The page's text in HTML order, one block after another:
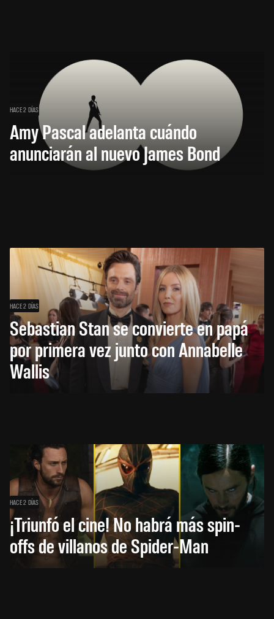
HACE 2 DÍAS
Amy Pascal adelanta cuándo
anunciarán al nuevo James Bond
HACE 2 DÍAS
Sebastian Stan se convierte en papá
por primera vez junto con Annabelle
Wallis
HACE 2 DÍAS
¡Triunfó el cine! No habrá más spin-
offs de villanos de Spider-Man